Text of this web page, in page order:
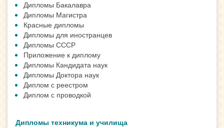
Дипломы Бакалавра
Дипломы Магистра
Красные дипломы
Дипломы для иностранцев
Дипломы СССР
Приложение к диплому
Дипломы Кандидата наук
Дипломы Доктора наук
Диплом с реестром
Диплом с проводкой
Дипломы техникума и училища